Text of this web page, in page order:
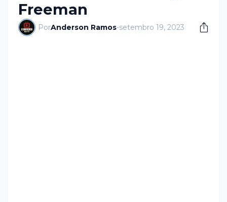
Freeman
PorAnderson Ramos-setembro 19, 2023